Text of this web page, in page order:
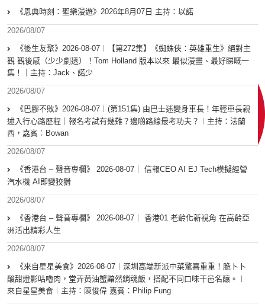
《恩典時刻：聖樂漫遊》2026年8月07日 主持：以諾
2026/08/07
《後生友聚》2026-08-07︱【第272集】《蜘蛛俠：英雄重生》絕對主
觀 觀後感（少少劇透）！Tom Holland 版本以來 最似漫畫、最好睇嘅一
集！｜主持：Jack、諾少
2026/08/07
《巴膠不敗》2026-08-07︱(第151集) 由巴士迷變身車長！年輕車長親
述入行心路歷程｜報名考試有幾難？邊啲路線最考功夫？︱主持：法蘭
西，嘉賓︰Bowan
2026/08/07
《香港台 – 聲音專欄》 2026-08-07｜ 信報CEO AI EJ Tech模擬經營
汽水機 AI即變狡猾
2026/08/07
《香港台 – 聲音專欄》 2026-08-07｜ 香港01 老齡化新視角 在高齡亞
洲活出精彩人生
2026/08/07
《來自星星美食》2026-08-07︱深圳高端新派中菜驚喜重重！脆卜卜
酸甜燈影咕嚕肉，堂弄黃油蟹黯然銷魂飯，搭配不同口味干邑名釀。︱
來自星星美食︱主持：陳俊偉 嘉賓：Philip Fung